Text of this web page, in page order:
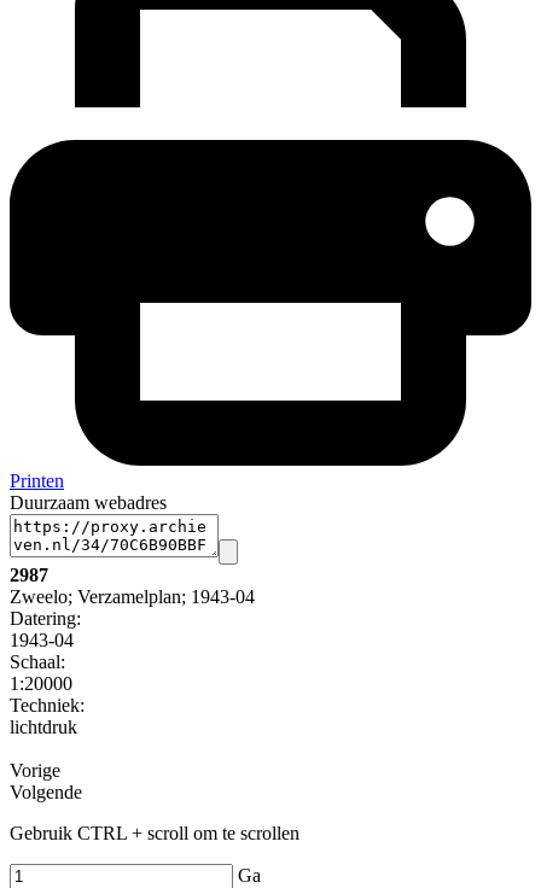
Printen
Duurzaam webadres
2987
Zweelo; Verzamelplan; 1943-04
Datering:
1943-04
Schaal:
1:20000
Techniek:
lichtdruk
Vorige
Volgende
Gebruik CTRL + scroll om te scrollen
Ga